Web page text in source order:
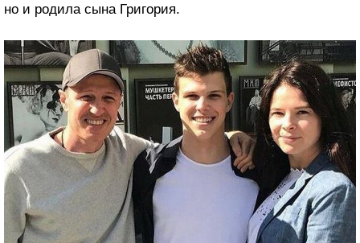
но и родила сына Григория.